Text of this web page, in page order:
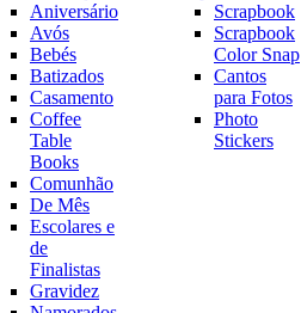
Aniversário
Avós
Bebés
Batizados
Casamento
Coffee
Table
Books
Comunhão
De Mês
Escolares e
de
Finalistas
Gravidez
Scrapbook
Scrapbook
Color Snap
Cantos
para Fotos
Photo
Stickers